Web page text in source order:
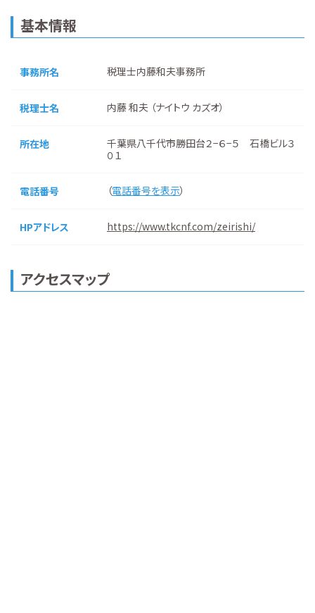
基本情報
事務所名 税理士内藤和夫事務所
税理士名 内藤 和夫 （ナイトウ カズオ）
所在地
千葉県八千代市勝田台２−６−５ 石橋ビル３
０１
電話番号 （電話番号を表示）
HPアドレス https://www.tkcnf.com/zeirishi/
アクセスマップ